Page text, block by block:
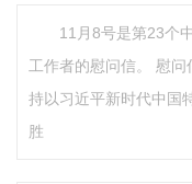
11月8号是第23个
工作者的慰问信。 慰
持以习近平新时代中国
胜